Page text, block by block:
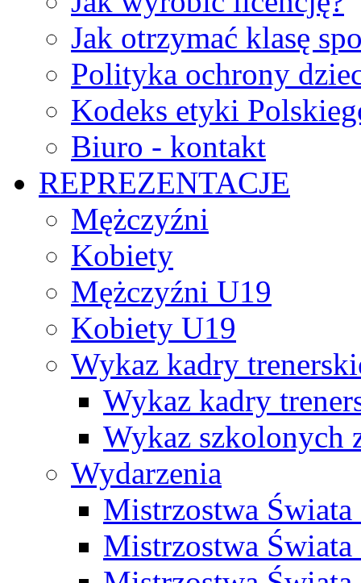
Jak otrzymać klasę
Polityka ochrony
Kodeks etyki
Biuro - kontakt
REPREZENTACJE
Mężczyźni
Kobiety
Mężczyźni U19
Kobiety U19
Wykaz kadry
Wykaz kadry
Wykaz szkolonych
Wydarzenia
Mistrzostwa
Mistrzostwa